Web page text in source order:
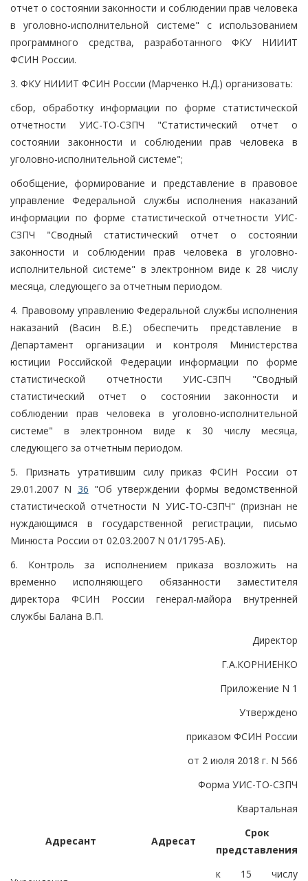
отчет о состоянии законности и соблюдении прав человека
в уголовно-исполнительной системе" с использованием
программного средства, разработанного ФКУ НИИИТ
ФСИН России.
3. ФКУ НИИИТ ФСИН России (Марченко Н.Д.) организовать:
сбор, обработку информации по форме статистической
отчетности УИС-ТО-СЗПЧ "Статистический отчет о
состоянии законности и соблюдении прав человека в
уголовно-исполнительной системе";
обобщение, формирование и представление в правовое
управление Федеральной службы исполнения наказаний
информации по форме статистической отчетности УИС-
СЗПЧ "Сводный статистический отчет о состоянии
законности и соблюдении прав человека в уголовно-
исполнительной системе" в электронном виде к 28 числу
месяца, следующего за отчетным периодом.
4. Правовому управлению Федеральной службы исполнения
наказаний (Васин В.Е.) обеспечить представление в
Департамент организации и контроля Министерства
юстиции Российской Федерации информации по форме
статистической отчетности УИС-СЗПЧ "Сводный
статистический отчет о состоянии законности и
соблюдении прав человека в уголовно-исполнительной
системе" в электронном виде к 30 числу месяца,
следующего за отчетным периодом.
5. Признать утратившим силу приказ ФСИН России от
29.01.2007 N 36 "Об утверждении формы ведомственной
статистической отчетности N УИС-ТО-СЗПЧ" (признан не
нуждающимся в государственной регистрации, письмо
Минюста России от 02.03.2007 N 01/1795-АБ).
6. Контроль за исполнением приказа возложить на
временно исполняющего обязанности заместителя
директора ФСИН России генерал-майора внутренней
службы Балана В.П.
Директор
Г.А.КОРНИЕНКО
Приложение N 1
Утверждено
приказом ФСИН России
от 2 июля 2018 г. N 566
Форма УИС-ТО-СЗПЧ
Квартальная
Адресант Адресат
Срок
представления
к 15 числу